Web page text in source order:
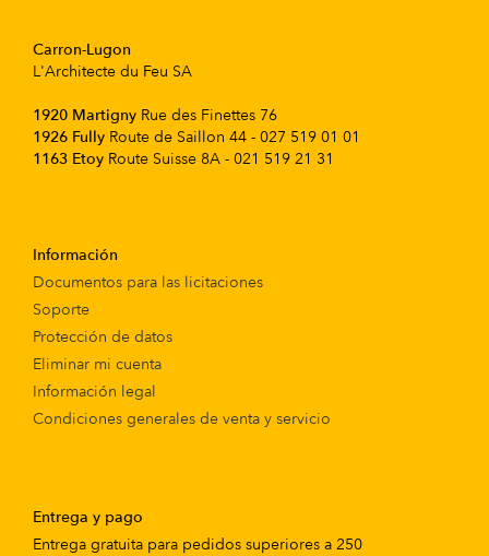
Carron-Lugon
L'Architecte du Feu SA
1920 Martigny Rue des Finettes 76
1926 Fully Route de Saillon 44 - 027 519 01 01
1163 Etoy Route Suisse 8A - 021 519 21 31
Información
Documentos para las licitaciones
Soporte
Protección de datos
Eliminar mi cuenta
Información legal
Condiciones generales de venta y servicio
Entrega y pago
Entrega gratuita para pedidos superiores a 250